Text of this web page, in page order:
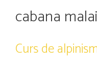
cabana
Curs de